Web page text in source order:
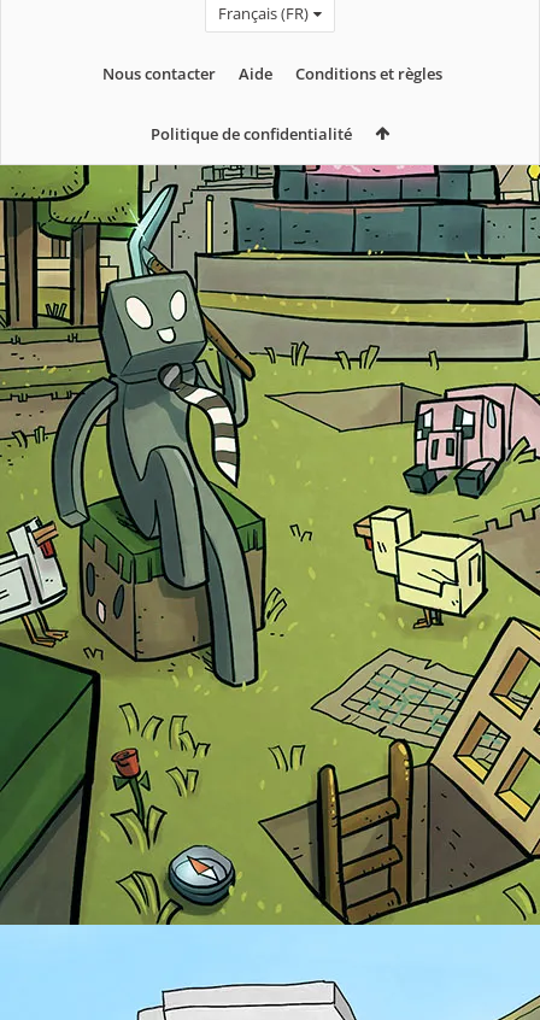
Français (FR)
Nous contacter Aide Conditions et règles
Politique de confidentialité